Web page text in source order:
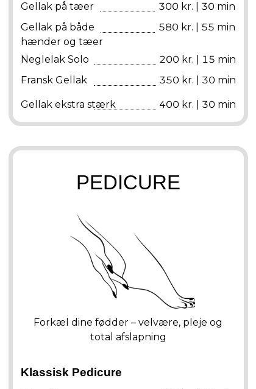
Gellak på tæer
300 kr. | 30 min
Gellak på både
hænder og tæer
580 kr. | 55 min
Neglelak Solo
200 kr. | 15 min
Fransk Gellak
350 kr. | 30 min
Gellak ekstra stærk 400 kr. | 30 min
PEDICURE
Forkæl dine fødder – velvære, pleje og
total afslapning
Klassisk Pedicure